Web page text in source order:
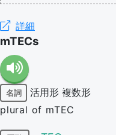
詳細
mTECs
名詞 活用形 複数形
plural of mTEC